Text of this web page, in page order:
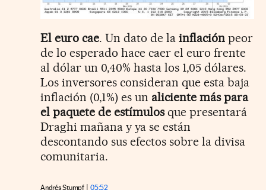
El euro cae. Un dato de la inflación peor
de lo esperado hace caer el euro frente
al dólar un 0,40% hasta los 1,05 dólares.
Los inversores consideran que esta baja
inflación (0,1%) es un aliciente más para
el paquete de estímulosque presentará
Draghi mañana y ya se están
descontando sus efectos sobre la divisa
comunitaria.
Andrés Stumpf 05:52